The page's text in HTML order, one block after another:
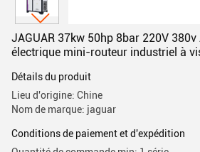
JAGUAR 37kw 50hp 8bar 220V
électrique mini-routeur industriel à
Détails du produit
Lieu d'origine: Chine
Nom de marque: jaguar
Conditions de paiement et d'expédition